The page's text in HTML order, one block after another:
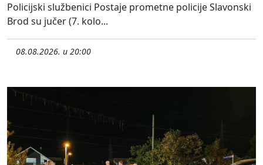
Policijski službenici Postaje prometne policije Slavonski
Brod su jučer (7. kolo...
08.08.2026. u 20:00